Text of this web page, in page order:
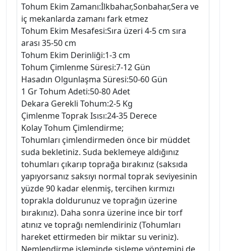
Tohum Ekim Zamanı:İlkbahar,Sonbahar,Sera ve
iç mekanlarda zamanı fark etmez
Tohum Ekim Mesafesi:Sıra üzeri 4-5 cm sıra
arası 35-50 cm
Tohum Ekim Derinliği:1-3 cm
Tohum Çimlenme Süresi:7-12 Gün
Hasadın Olgunlaşma Süresi:50-60 Gün
1 Gr Tohum Adeti:50-80 Adet
Dekara Gerekli Tohum:2-5 Kg
Çimlenme Toprak Isısı:24-35 Derece
Kolay Tohum Çimlendirme;
Tohumları çimlendirmeden önce bir müddet
suda bekletiniz. Suda beklemeye aldığınız
tohumları çıkarıp toprağa bırakınız (saksıda
yapıyorsanız saksıyı normal toprak seviyesinin
yüzde 90 kadar elenmiş, tercihen kırmızı
toprakla doldurunuz ve toprağın üzerine
bırakınız). Daha sonra üzerine ince bir torf
atınız ve toprağı nemlendiriniz (Tohumları
hareket ettirmeden bir miktar su veriniz).